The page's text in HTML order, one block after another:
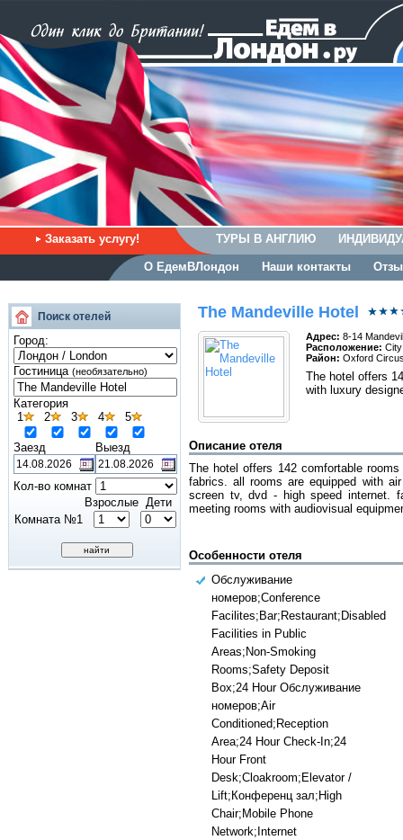
Заказать услугу! ТУРЫ В АНГЛИЮ
О ЕдемВЛондон Наши контакты
Поиск отелей
Город:
Гостиница (необязательно)
Категория
1
2 3 4 5
Заезд Выезд
Кол-во комнат
Взрослые Дети
Комната №1
The Mandeville Hotel
Адрес: 8-14
Расположение:
Район: Oxford
The hotel offers
with luxury
Описание отеля
The hotel offers 142 comfortable
fabrics. all rooms are equipped with
screen tv, dvd - high speed internet.
meeting rooms with audiovisual
Особенности отеля
Обслуживание
номеров;Conference
Facilites;Bar;Restaurant;Disabled
Facilities in Public
Areas;Non-Smoking
Rooms;Safety Deposit
Box;24 Hour Обслуживание
номеров;Air
Conditioned;Reception
Area;24 Hour Check-In;24
Hour Front
Desk;Cloakroom;Elevator /
Lift;Конференц зал;High
Chair;Mobile Phone
Network;Internet